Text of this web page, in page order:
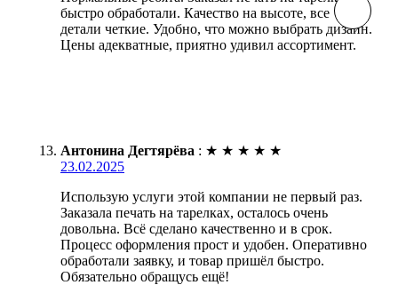
быстро обработали. Качество на высоте, все
детали четкие. Удобно, что можно выбрать дизайн.
Цены адекватные, приятно удивил ассортимент.
Антонина Дегтярёва : ★ ★ ★ ★ ★
23.02.2025
Использую услуги этой компании не первый раз.
Заказала печать на тарелках, осталось очень
довольна. Всё сделано качественно и в срок.
Процесс оформления прост и удобен. Оперативно
обработали заявку, и товар пришёл быстро.
Обязательно обращусь ещё!